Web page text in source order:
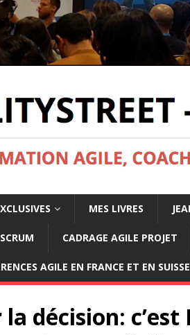
MES LIVRES
CADRAGE AGILE PROJET
AGILE EN FRANCE ET EN SUISSE
décision: c’est